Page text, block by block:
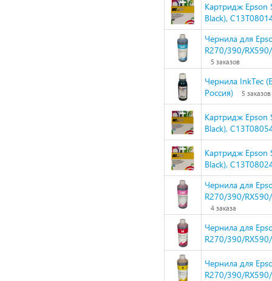
Картридж
Black),
Чернила для
R270/390/
5 заказов
Чернила InkTec
Россия)
5 заказов
Картридж
Black),
Картридж
Black),
Чернила для
R270/390/
4 заказа
Чернила для
R270/390/
Чернила для
R270/390/